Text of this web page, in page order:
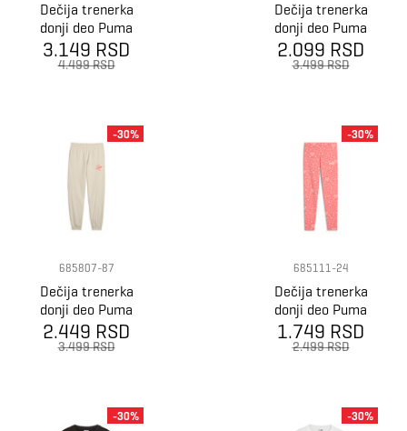
Dečija trenerka
donji deo Puma
Evostripe Pants
Dk B
3.149 RSD
4.499 RSD
Dečija trenerka
donji deo Puma
Butterfly vibe
ribbed pants g
2.099 RSD
3.499 RSD
685807-87
Dečija trenerka
donji deo Puma
Ess Script
Sweatpants Tr
2.449 RSD
3.499 RSD
-30%
685111-24
Dečija trenerka
donji deo Puma
Flaming Love
Aop Leggings G
1.749 RSD
2.499 RSD
-30%
-30% -30%